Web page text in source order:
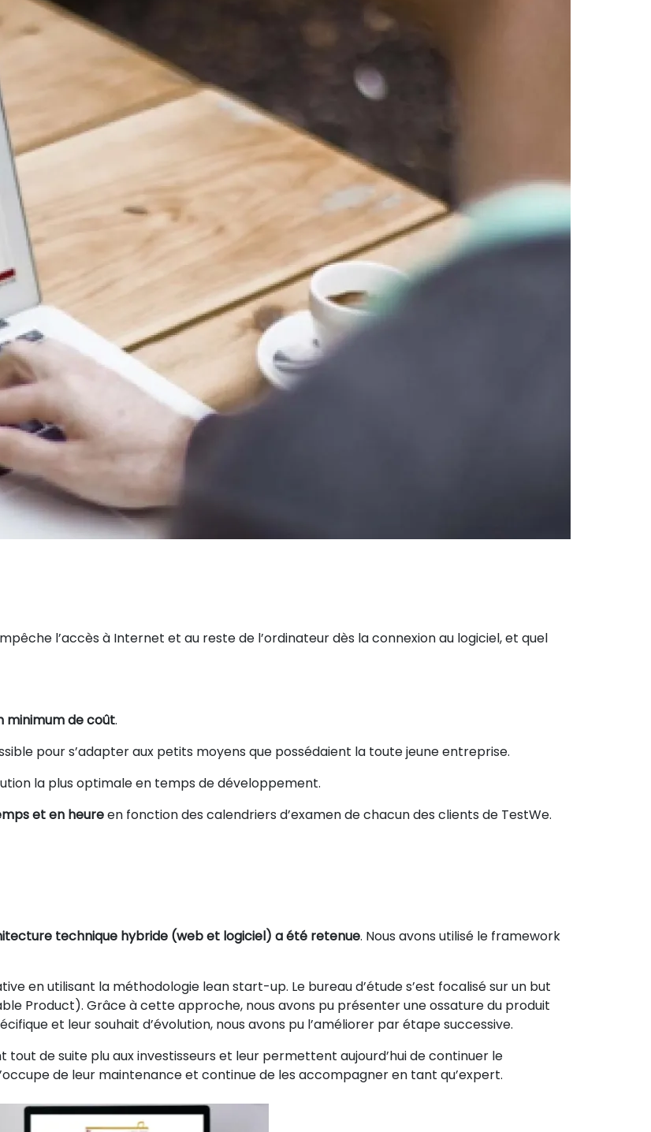
l’accès à Internet et au reste de l’ordinateur dès la connexion au logiciel, et quel
minimum de coût.
pour s’adapter aux petits moyens que possédaient la toute jeune entreprise.
la plus optimale en temps de développement.
et en heureen fonction des calendriers d’examen de chacun des clients de TestWe.
technique hybride (web et logiciel) a été retenue. Nous avons utilisé le framework
en utilisant la méthodologie lean start-up. Le bureau d’étude s’est focalisé sur un but
Product). Grâce à cette approche, nous avons pu présenter une ossature du produit
et leur souhait d’évolution, nous avons pu l’améliorer par étape successive.
de suite plu aux investisseurs et leur permettent aujourd’hui de continuer le
de leur maintenance et continue de les accompagner en tant qu’expert.